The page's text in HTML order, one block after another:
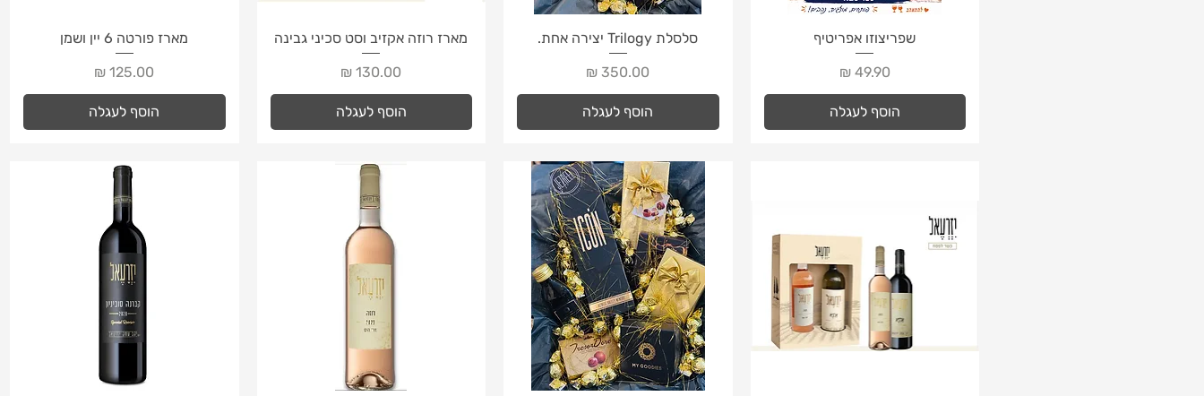
תצוגה מהירה
שפריצוזו אפריטיף
מחיר
הוסף לעגלה
תצוגה מהירה סלסלת Trilogy יצירה אחת.
מחיר
הוסף לעגלה
תצוגה מהירה
מארז רוזה אקזיב וסט סכיני גבינה
מחיר
הוסף לעגלה
תצוגה מהירה
מארז פורטה 6 יין ושמן
מחיר
הוסף לעגלה